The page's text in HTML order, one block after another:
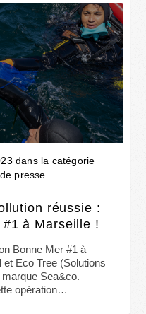
dans la catégorie
presse
réussie :
à Marseille !
Bonne Mer #1 à
Eco Tree (Solutions
Sea&co.
opération…